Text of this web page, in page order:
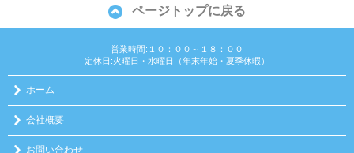
ページトップに戻る
営業時間:１０：００～１８：００
定休日:火曜日・水曜日（年末年始・夏季休暇）
ホーム
会社概要
お問い合わせ